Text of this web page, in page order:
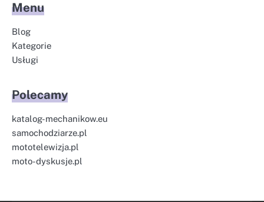
Menu
Blog
Kategorie
Usługi
Polecamy
katalog-mechanikow.eu
samochodziarze.pl
mototelewizja.pl
moto-dyskusje.pl